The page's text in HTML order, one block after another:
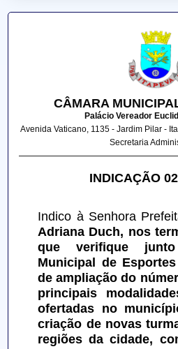
CÂMARA
Palácio Vereador
Avenida Vaticano, 1135 - Jardim Pilar -
Secretaria
INDICAÇÃO
Indico à Senhora
Adriana Duch, nos
que verifique
Municipal de
de ampliação do
principais
ofertadas no
criação de novas
regiões da cidade,